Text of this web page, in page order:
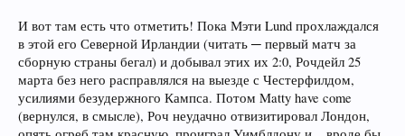
И вот там есть что отметить! Пока Мэти Lund прохлаждался
в этой его Северной Ирландии (читать ─ первый матч за
сборную страны бегал) и добывал этих их 2:0, Рочдейл 25
марта без него расправлялся на выезде с Честерфилдом,
усилиями безудержного Кампса. Потом Matty have come
(вернулся, в смысле), Роч неудачно отвизитировал Лондон,